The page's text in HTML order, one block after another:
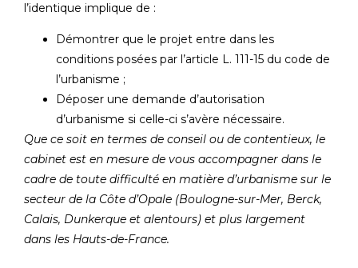
l’identique implique de :
Démontrer que le projet entre dans les
conditions posées par l’article L. 111-15 du code de
l’urbanisme ;
Déposer une demande d’autorisation
d’urbanisme si celle-ci s’avère nécessaire.
Que ce soit en termes de conseil ou de contentieux, le
cabinet est en mesure de vous accompagner dans le
cadre de toute difficulté en matière d’urbanisme sur le
secteur de la Côte d’Opale (Boulogne-sur-Mer, Berck,
Calais, Dunkerque et alentours) et plus largement
dans les Hauts-de-France.